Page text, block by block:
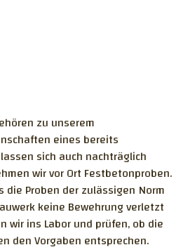
zu unserem
eines bereits
sich auch nachträglich
wir vor Ort Festbetonproben.
die Proben der zulässigen Norm
keine Bewehrung verletzt
wir ins Labor und prüfen, ob die
den Vorgaben entsprechen.